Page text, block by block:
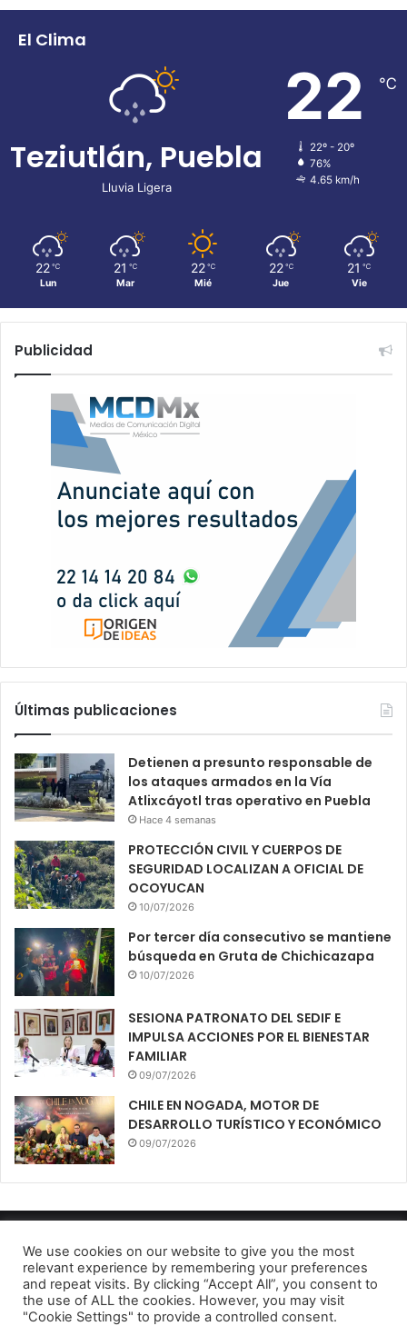
El Clima
Teziutlán, Puebla
Lluvia Ligera
22 ℃
22º - 20º
76%
4.65 km/h
22 ℃
Lun
21 ℃
Mar
22 ℃
Mié
22 ℃
Jue
21 ℃
Vie
Publicidad
Últimas publicaciones
Detienen a presunto responsable de
los ataques armados en la Vía
Atlixcáyotl tras operativo en Puebla
Hace 4 semanas
PROTECCIÓN CIVIL Y CUERPOS DE
SEGURIDAD LOCALIZAN A OFICIAL DE
OCOYUCAN
10/07/2026
Por tercer día consecutivo se mantiene
búsqueda en Gruta de Chichicazapa
10/07/2026
SESIONA PATRONATO DEL SEDIF E
IMPULSA ACCIONES POR EL BIENESTAR
FAMILIAR
09/07/2026
CHILE EN NOGADA, MOTOR DE
DESARROLLO TURÍSTICO Y ECONÓMICO
09/07/2026
Diario El Oportuno 2022
Aviso de Privacidad
Facebook
TwitterTelegram
We use cookies on our website to give you the most
relevant experience by remembering your preferences
and repeat visits. By clicking “Accept All”, you consent to
the use of ALL the cookies. However, you may visit
"Cookie Settings" to provide a controlled consent.